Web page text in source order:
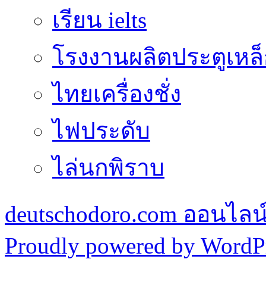
เรียน ielts
โรงงานผลิตประตูเห
ไทยเครื่องชั่ง
ไฟประดับ
ไล่นกพิราบ
deutschodoro.com ออนไล
Proudly powered by